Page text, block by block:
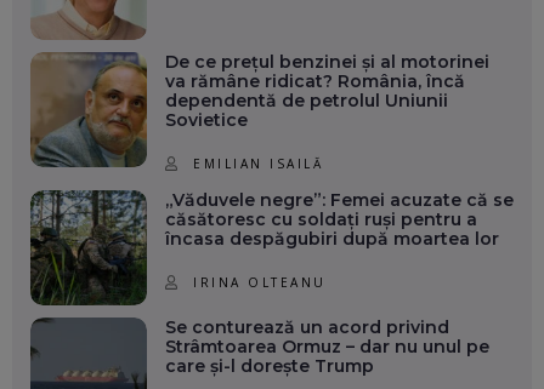
De ce prețul benzinei și al motorinei
va rămâne ridicat? România, încă
dependentă de petrolul Uniunii
Sovietice
EMILIAN ISAILĂ
„Văduvele negre”: Femei acuzate că se
căsătoresc cu soldați ruși pentru a
încasa despăgubiri după moartea lor
IRINA OLTEANU
Se conturează un acord privind
Strâmtoarea Ormuz – dar nu unul pe
care și-l dorește Trump